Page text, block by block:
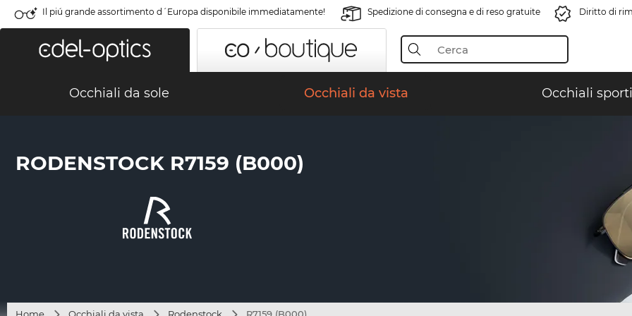
Il piú grande assortimento d´Europa disponibile immediatamente! Spedizione di consegna e di reso gratuite Diritto di
Occhiali da sole Occhiali da vista Occhiali
RODENSTOCK R7159 (B000)